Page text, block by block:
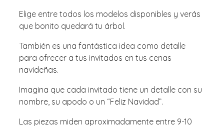
Elige entre todos los modelos disponibles y verás
que bonito quedará tu árbol.
También es una fantástica idea como detalle
para ofrecer a tus invitados en tus cenas
navideñas.
Imagina que cada invitado tiene un detalle con su
nombre, su apodo o un “Feliz Navidad”.
Las piezas miden aproximadamente entre 9-10